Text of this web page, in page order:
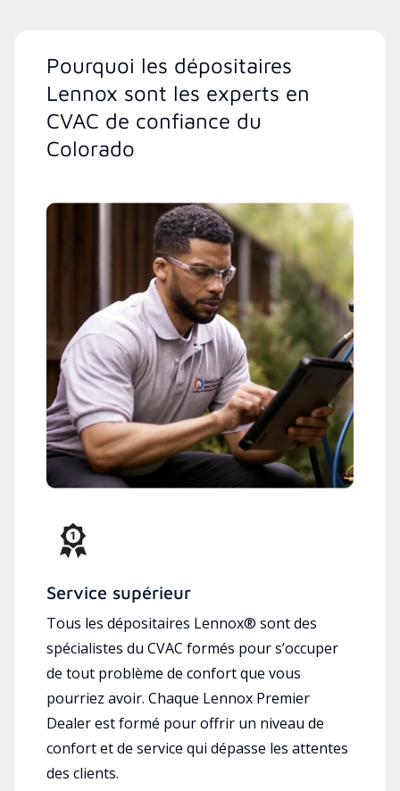
Pourquoi les dépositaires
Lennox sont les experts en
CVAC de confiance du
Colorado
Service supérieur
Tous les dépositaires Lennox® sont des
spécialistes du CVAC formés pour s’occuper
de tout problème de confort que vous
pourriez avoir. Chaque Lennox Premier
Dealer est formé pour offrir un niveau de
confort et de service qui dépasse les attentes
des clients.